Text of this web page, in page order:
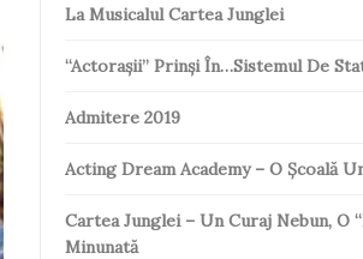
La Musicalul Cartea Junglei
“Actorașii” Prinși În…sistemul De
Admitere 2019
Acting Dream Academy – O Școală
Cartea Junglei – Un Curaj Nebun, O
Minunată